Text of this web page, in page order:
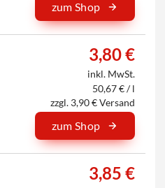
zum Shop
3,80 €
inkl. MwSt.
50,67 € / l
zzgl. 3,90 € Versand
zum Shop
3,85 €